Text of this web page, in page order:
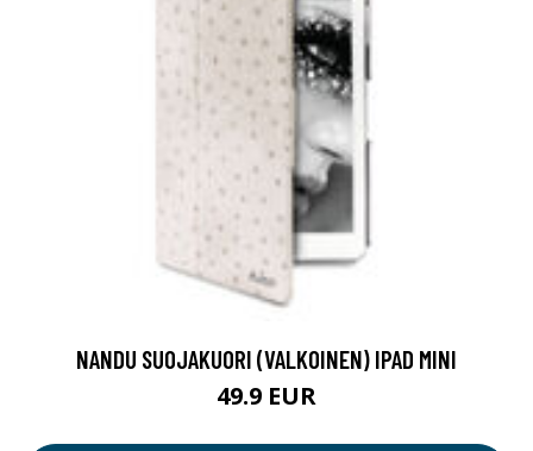
NANDU SUOJAKUORI (VALKOINEN) IPAD MINI
49.9 EUR